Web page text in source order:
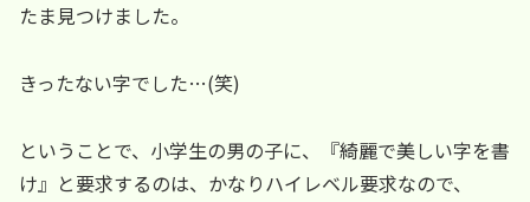
たま見つけました。
きったない字でした…(笑)
ということで、小学生の男の子に、『綺麗で美しい字を書
け』と要求するのは、かなりハイレベル要求なので、